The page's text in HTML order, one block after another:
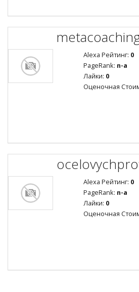
Alexa Рейтинг: 0
PageRank: n-a
Лайки: 0
Оценочная
Alexa Рейтинг: 0
PageRank: n-a
Лайки: 0
Оценочная